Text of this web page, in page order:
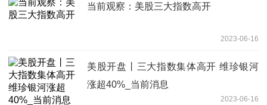
当前观察：美股三大指数高开
2023-06-16
美股开盘丨三大指数集体高开 维珍银河
涨超40%_当前消息
2023-06-16